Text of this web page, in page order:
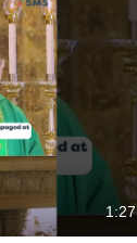
1:27